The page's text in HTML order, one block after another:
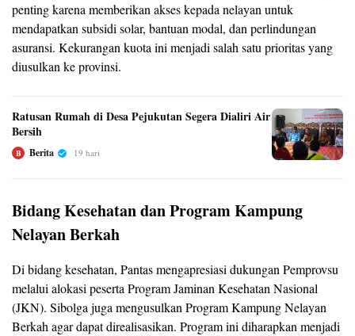
penting karena memberikan akses kepada nelayan untuk
mendapatkan subsidi solar, bantuan modal, dan perlindungan
asuransi. Kekurangan kuota ini menjadi salah satu prioritas yang
diusulkan ke provinsi.
Ratusan Rumah di Desa Pejukutan Segera Dialiri Air
Bersih
B Berita 19 hari
Bidang Kesehatan dan Program Kampung
Nelayan Berkah
Di bidang kesehatan, Pantas mengapresiasi dukungan Pemprovsu
melalui alokasi peserta Program Jaminan Kesehatan Nasional
(JKN). Sibolga juga mengusulkan Program Kampung Nelayan
Berkah agar dapat direalisasikan. Program ini diharapkan menjadi